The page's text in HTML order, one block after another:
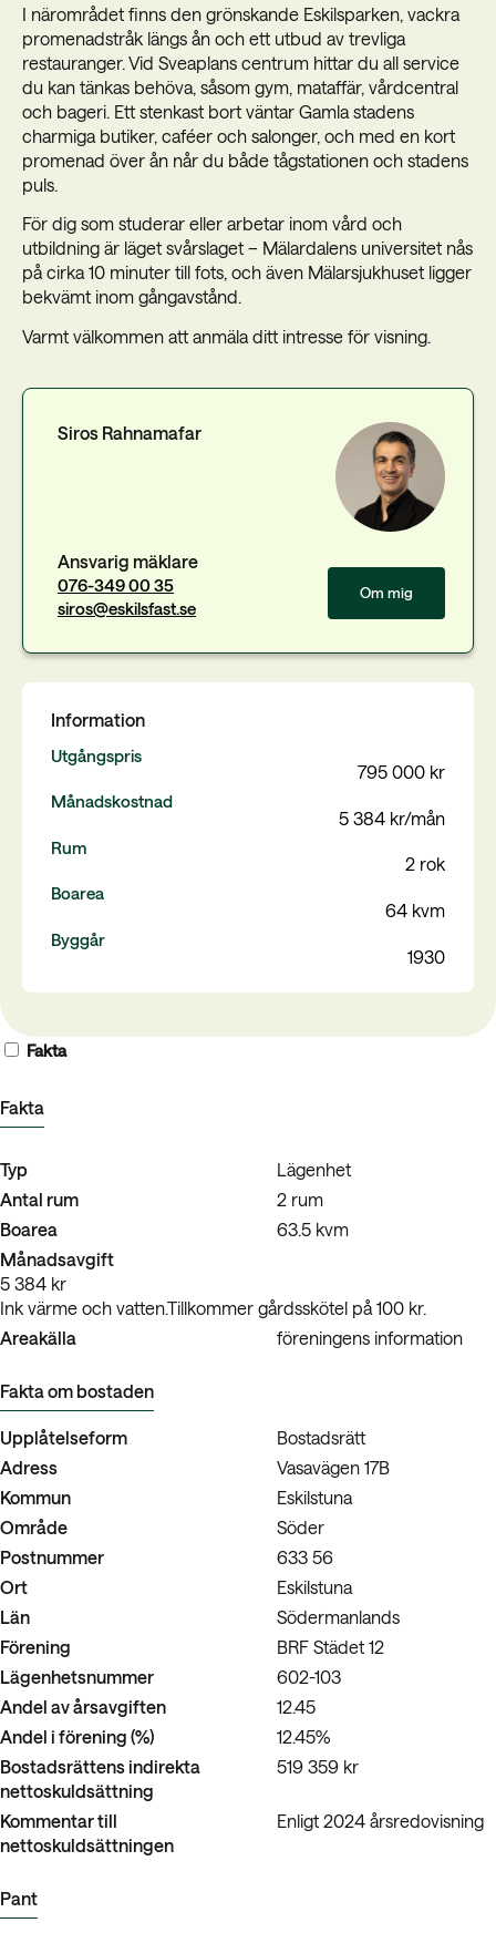
I närområdet finns den grönskande Eskilsparken, vackra
promenadstråk längs ån och ett utbud av trevliga
restauranger. Vid Sveaplans centrum hittar du all service
du kan tänkas behöva, såsom gym, mataffär, vårdcentral
och bageri. Ett stenkast bort väntar Gamla stadens
charmiga butiker, caféer och salonger, och med en kort
promenad över ån når du både tågstationen och stadens
puls.
För dig som studerar eller arbetar inom vård och
utbildning är läget svårslaget – Mälardalens universitet nås
på cirka 10 minuter till fots, och även Mälarsjukhuset ligger
bekvämt inom gångavstånd.
Varmt välkommen att anmäla ditt intresse för visning.
Om mig
Siros Rahnamafar
Ansvarig mäklare
076-349 00 35
siros@eskilsfast.se
Information
Utgångspris
795 000 kr
Månadskostnad
5 384 kr/mån
Rum
2 rok
Boarea
64 kvm
Byggår
1930
Fakta
Fakta
Typ
Lägenhet
Antal rum
2 rum
Boarea
63.5 kvm
Månadsavgift
5 384 kr
Ink värme och vatten.Tillkommer gårdsskötel på 100 kr.
Areakälla
föreningens information
Fakta om bostaden
Upplåtelseform
Bostadsrätt
Adress
Vasavägen 17B
Kommun
Eskilstuna
Område
Söder
Postnummer
633 56
Ort
Eskilstuna
Län
Södermanlands
Förening
BRF Städet 12
Lägenhetsnummer
602-103
Andel av årsavgiften
12.45
Andel i förening (%)
12.45%
Bostadsrättens indirekta
nettoskuldsättning
519 359 kr
Kommentar till
nettoskuldsättningen
Enligt 2024 årsredovisning
Pant